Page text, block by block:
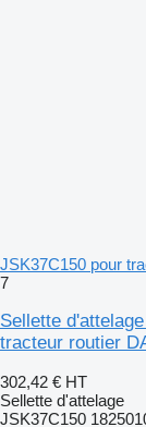
JSK37C150 pour
7
Sellette
tracteur routier
302,42 € HT
Sellette d'attelage
JSK37C150